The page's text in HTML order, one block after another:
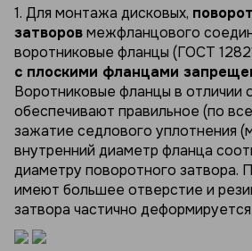
1. Для монтажа дисковых,
затворовмежфланцового
воротниковые фланцы (ГОСТ
с плоскими фланцами
Воротниковые фланцы в отличии
обеспечивают правильное (по
зажатие седлового уплотнения
внутренний диаметр фланца
диаметру поворотного затвора.
имеют большее отверстие и
затвора частично